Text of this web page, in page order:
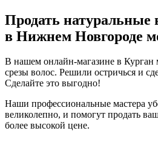
Продать натуральные
в Нижнем Новгороде
В нашем онлайн-магазине в Курган
срезы волос. Решили остричься и
Сделайте это выгодно!
Наши профессиональные мастера
великолепно, и помогут продать
более высокой цене.